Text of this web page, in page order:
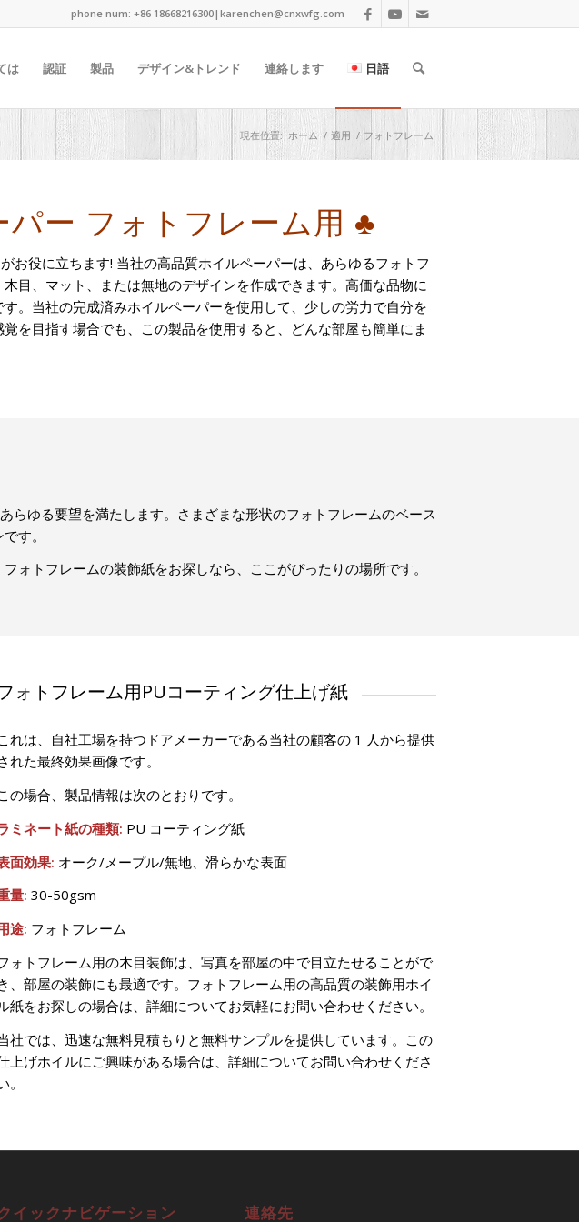
phone num: +86 18668216300| karenchen@cnxwfg.com
は 認証 製品 デザイン&トレンド 連絡します 日語
現在位置: ホーム / 適用 / フォトフレーム
ー フォトフレーム用 ♣
お役に立ちます! 当社の高品質ホイルペーパーは、あらゆるフォトフ
目、マット、または無地のデザインを作成できます。高価な品物に
。当社の完成済みホイルペーパーを使用して、少しの労力で自分を
を目指す場合でも、この製品を使用すると、どんな部屋も簡単にま
ゆる要望を満たします。さまざまな形状のフォトフレームのベース
す。
ォトフレームの装飾紙をお探しなら、ここがぴったりの場所です。
ォトフレーム用PUコーティング仕上げ紙
れは、自社工場を持つドアメーカーである当社の顧客の 1 人から提供
れた最終効果画像です。
の場合、製品情報は次のとおりです。
ミネート紙の種類: PU コーティング紙
面効果: オーク/メープル/無地、滑らかな表面
量: 30-50gsm
途: フォトフレーム
ォトフレーム用の木目装飾は、写真を部屋の中で目立たせることがで
、部屋の装飾にも最適です。フォトフレーム用の高品質の装飾用ホイ
紙をお探しの場合は、詳細についてお気軽にお問い合わせください。
社では、迅速な無料見積もりと無料サンプルを提供しています。この
上げホイルにご興味がある場合は、詳細についてお問い合わせくださ
。
イックナビゲーション 連絡先